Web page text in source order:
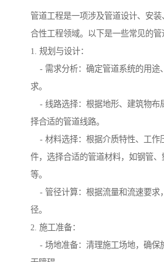
管道工程是一项涉及管道设计、安
合性工程领域。以下是一些常见的管
1. 规划与设计：
- 需求分析：确定管道系统的用途
求。
- 线路选择：根据地形、建筑物布
择合适的管道线路。
- 材料选择：根据介质特性、工作
件，选择合适的管道材料，如钢管
等。
- 管径计算：根据流量和流速要求
径。
2. 施工准备：
- 场地准备：清理施工场地，确保